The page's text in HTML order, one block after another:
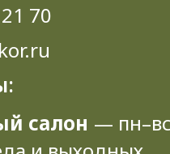
70
салон —